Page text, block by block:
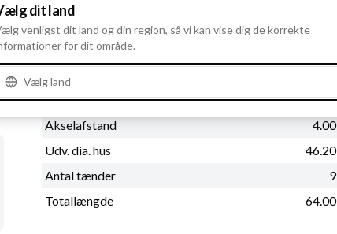
Lås
Rotation
Indvendig diameter
Udv. diameter
25.80
Akselafstand
4.00
Udv. dia. hus
46.20
Antal tænder
9
Totallængde
64.00
dit land
venligst dit land og din region, så vi kan vise dig de korrekte
for dit område.
Vælg land